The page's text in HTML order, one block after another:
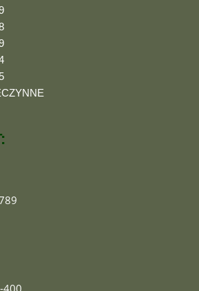
400